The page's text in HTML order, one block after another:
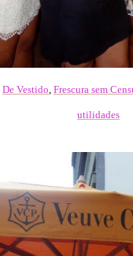
De Vestido Frescura sem
utilidades